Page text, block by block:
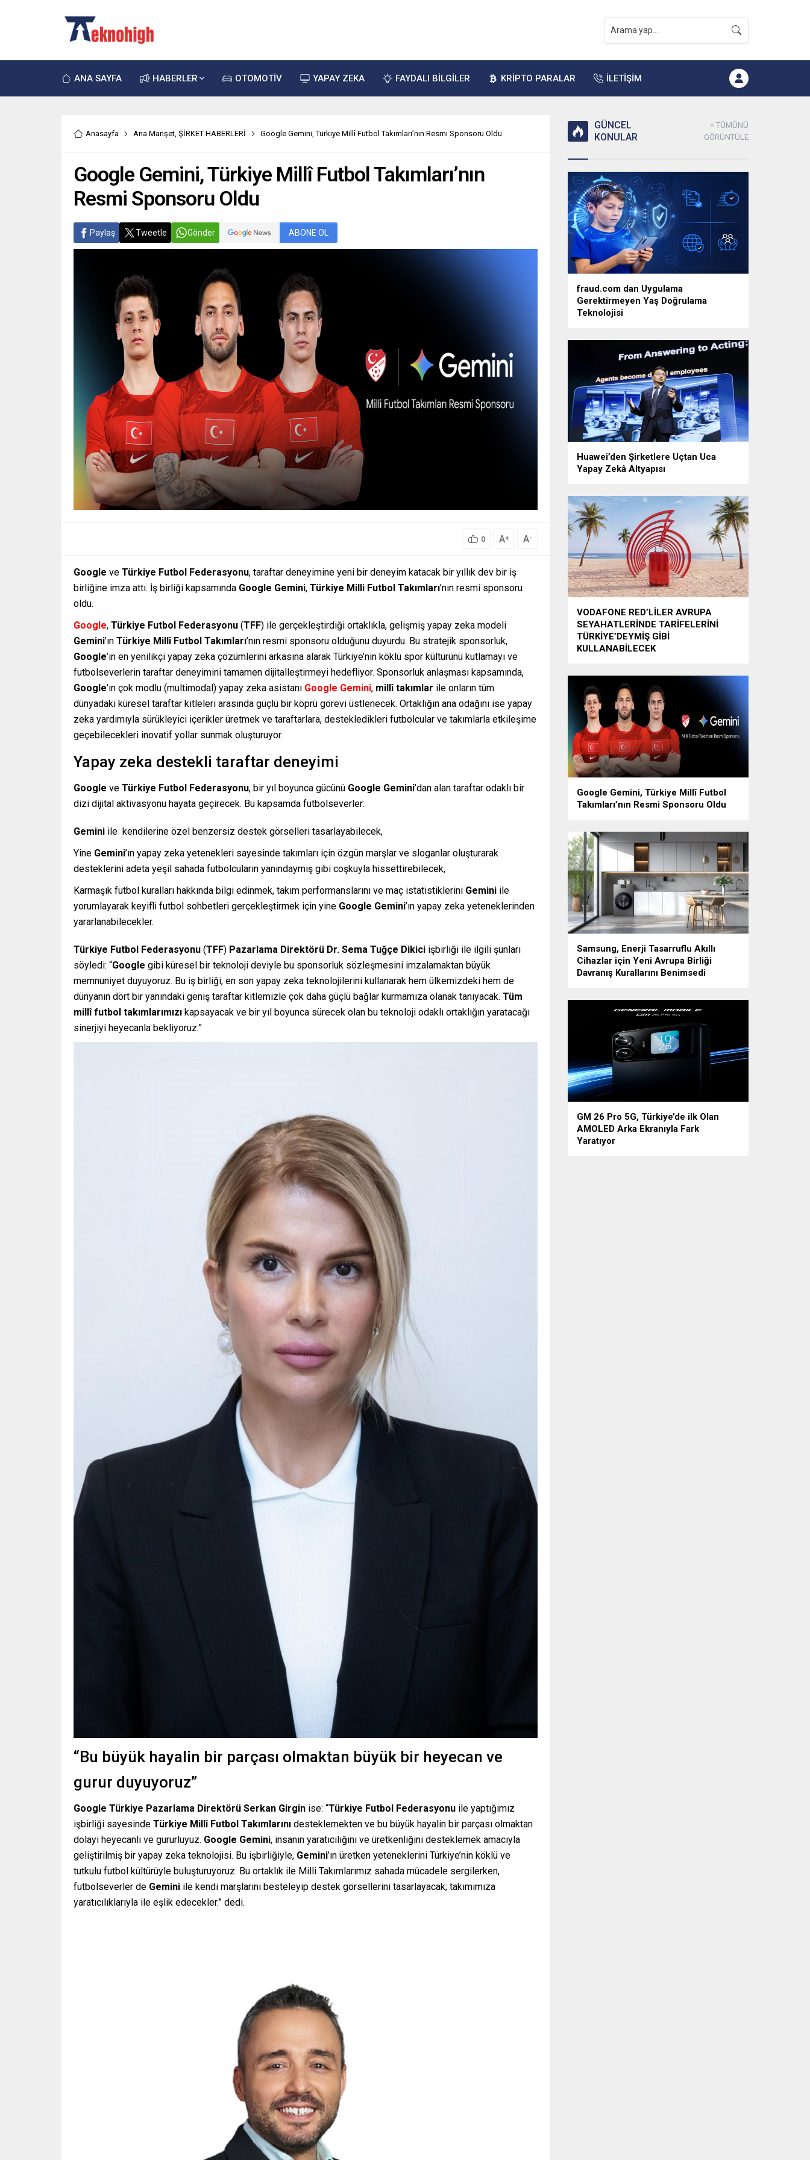
ANA SAYFA HABERLER OTOMOTİV YAPAY ZEKA FAYDALI BİLGİLER KRİPTO PARALAR İLETİŞİM
Anasayfa Ana Manşet, ŞİRKET HABERLERİ Google Gemini, Türkiye Millî Futbol Takımları’nın Resmi Sponsoru Oldu
Google Gemini, Türkiye Millî Futbol Takımları’nın
Resmi Sponsoru Oldu
Paylaş Tweetle Gönder ABONE OL
0 A+ A-
Google ve Türkiye Futbol Federasyonu, taraftar deneyimine yeni bir deneyim katacak bir yıllık dev bir iş
birliğine imza attı. İş birliği kapsamında Google Gemini, Türkiye Milli Futbol Takımları’nın resmi sponsoru
oldu.
Google, Türkiye Futbol Federasyonu (TFF) ile gerçekleştirdiği ortaklıkla, gelişmiş yapay zeka modeli
Gemini’ın Türkiye Millî Futbol Takımları’nın resmi sponsoru olduğunu duyurdu. Bu stratejik sponsorluk,
Google’ın en yenilikçi yapay zeka çözümlerini arkasına alarak Türkiye’nin köklü spor kültürünü kutlamayı ve
futbolseverlerin taraftar deneyimini tamamen dijitalleştirmeyi hedefliyor. Sponsorluk anlaşması kapsamında,
Google’ın çok modlu (multimodal) yapay zeka asistanı Google Gemini, millî takımlar ile onların tüm
dünyadaki küresel taraftar kitleleri arasında güçlü bir köprü görevi üstlenecek. Ortaklığın ana odağını ise yapay
zeka yardımıyla sürükleyici içerikler üretmek ve taraftarlara, destekledikleri futbolcular ve takımlarla etkileşime
geçebilecekleri inovatif yollar sunmak oluşturuyor.
Yapay zeka destekli taraftar deneyimi
Google ve Türkiye Futbol Federasyonu, bir yıl boyunca gücünü Google Gemini’dan alan taraftar odaklı bir
dizi dijital aktivasyonu hayata geçirecek. Bu kapsamda futbolseverler:
Gemini ile kendilerine özel benzersiz destek görselleri tasarlayabilecek,
Yine Gemini’ın yapay zeka yetenekleri sayesinde takımları için özgün marşlar ve sloganlar oluşturarak
desteklerini adeta yeşil sahada futbolcuların yanındaymış gibi coşkuyla hissettirebilecek,
Karmaşık futbol kuralları hakkında bilgi edinmek, takım performanslarını ve maç istatistiklerini Gemini ile
yorumlayarak keyifli futbol sohbetleri gerçekleştirmek için yine Google Gemini’ın yapay zeka yeteneklerinden
yararlanabilecekler.
Türkiye Futbol Federasyonu (TFF) Pazarlama Direktörü Dr. Sema Tuğçe Dikici işbirliği ile ilgili şunları
söyledi: “Google gibi küresel bir teknoloji deviyle bu sponsorluk sözleşmesini imzalamaktan büyük
memnuniyet duyuyoruz. Bu iş birliği, en son yapay zeka teknolojilerini kullanarak hem ülkemizdeki hem de
dünyanın dört bir yanındaki geniş taraftar kitlemizle çok daha güçlü bağlar kurmamıza olanak tanıyacak. Tüm
millî futbol takımlarımızı kapsayacak ve bir yıl boyunca sürecek olan bu teknoloji odaklı ortaklığın yaratacağı
sinerjiyi heyecanla bekliyoruz.”
“Bu büyük hayalin bir parçası olmaktan büyük bir heyecan ve
gurur duyuyoruz”
Google Türkiye Pazarlama Direktörü Serkan Girgin ise: “Türkiye Futbol Federasyonu ile yaptığımız
işbirliği sayesinde Türkiye Millî Futbol Takımlarını desteklemekten ve bu büyük hayalin bir parçası olmaktan
dolayı heyecanlı ve gururluyuz. Google Gemini, insanın yaratıcılığını ve üretkenliğini desteklemek amacıyla
geliştirilmiş bir yapay zeka teknolojisi. Bu işbirliğiyle, Gemini’ın üretken yeteneklerini Türkiye’nin köklü ve
tutkulu futbol kültürüyle buluşturuyoruz. Bu ortaklık ile Milli Takımlarımız sahada mücadele sergilerken,
futbolseverler de Gemini ile kendi marşlarını besteleyip destek görsellerini tasarlayacak; takımımıza
yaratıcılıklarıyla ile eşlik edecekler.” dedi.
GÜNCEL
KONULAR
+ TÜMÜNÜ
GÖRÜNTÜLE
fraud.com dan Uygulama
Gerektirmeyen Yaş Doğrulama
Teknolojisi
Huawei’den Şirketlere Uçtan Uca
Yapay Zekâ Altyapısı
VODAFONE RED’LİLER AVRUPA
SEYAHATLERİNDE TARİFELERİNİ
TÜRKİYE’DEYMİŞ GİBİ
KULLANABİLECEK
Google Gemini, Türkiye Millî Futbol
Takımları’nın Resmi Sponsoru Oldu
Samsung, Enerji Tasarruflu Akıllı
Cihazlar için Yeni Avrupa Birliği
Davranış Kurallarını Benimsedi
GM 26 Pro 5G, Türkiye’de ilk Olan
AMOLED Arka Ekranıyla Fark
Yaratıyor